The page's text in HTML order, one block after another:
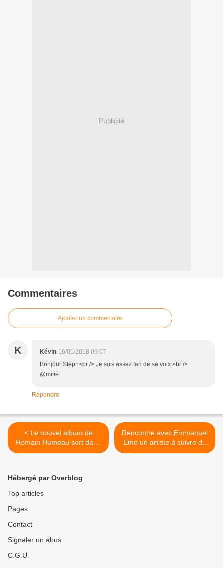
Publicité
Commentaires
Ajouter un commentaire
K Kévin 16/01/2018 09:07
Bonjour Steph<br /> Je suis assez fan de sa voix.<br />
@mitié
Répondre
< Le nouvel album de
Romain Humeau sort dans
quelques jours !
Rencontre avec Emmanuel
Emo un artiste à suivre de
très près en 2018 ! >
Hébergé par Overblog
Top articles
Pages
Contact
Signaler un abus
C.G.U.